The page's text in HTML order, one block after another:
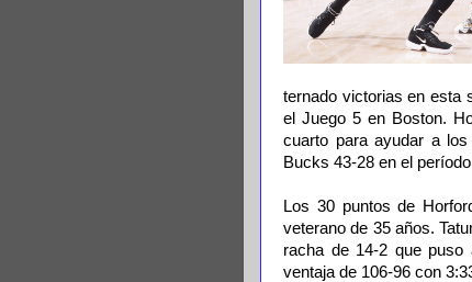
ternado victorias en es­ta
el Juego 5 en Boston.
cuarto para ayudar a
Bucks 43-28 en el
Los 30 puntos de
veterano de 35 años.
racha de 14-2 que pu­so
ventaja de 106-96 con